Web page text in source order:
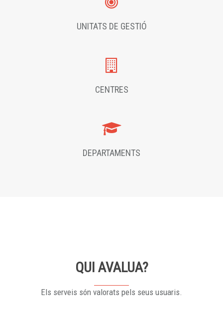
UNITATS DE GESTIÓ
CENTRES
DEPARTAMENTS
QUI AVALUA?
Els serveis són valorats pels seus usuaris.